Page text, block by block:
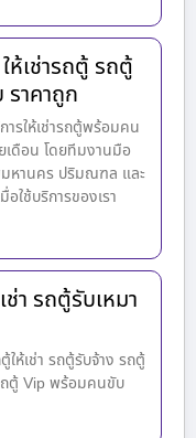
ห้เช่ารถตู้ รถตู้
าคาถูก
ารให้เช่ารถตู้พร้อมคน
เดือน โดยทีมงานมือ
หานคร ปริมณฑล และ
ใช้บริการของเรา
ช่า รถตู้รับเหมา
ให้เช่า รถตู้รับจ้าง รถตู้
ถตู้ Vip พร้อมคนขับ